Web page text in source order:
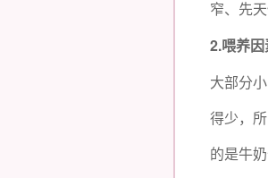
窄、先
2.喂养
大部分
得少，
的是牛